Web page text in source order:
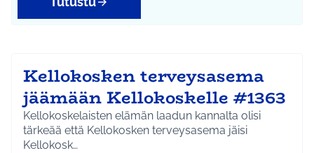
Kellokosken terveysasema
jäämään Kellokoskelle #1363
Kellokoskelaisten elämän laadun kannalta olisi
tärkeää että Kellokosken terveysasema jäisi
Kellokosk…